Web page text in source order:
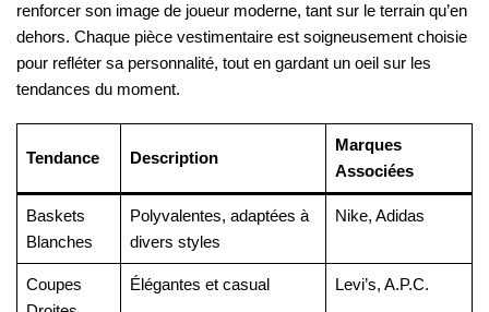
renforcer son image de joueur moderne, tant sur le terrain qu’en
dehors. Chaque pièce vestimentaire est soigneusement choisie
pour refléter sa personnalité, tout en gardant un oeil sur les
tendances du moment.
Tendance Description
Marques
Associées
Baskets
Blanches
Polyvalentes, adaptées à
divers styles
Nike, Adidas
Coupes
Élégantes et casual Levi’s, A.P.C.